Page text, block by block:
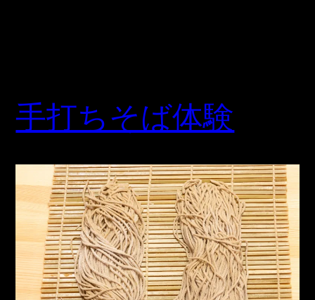
手打ちそば体験